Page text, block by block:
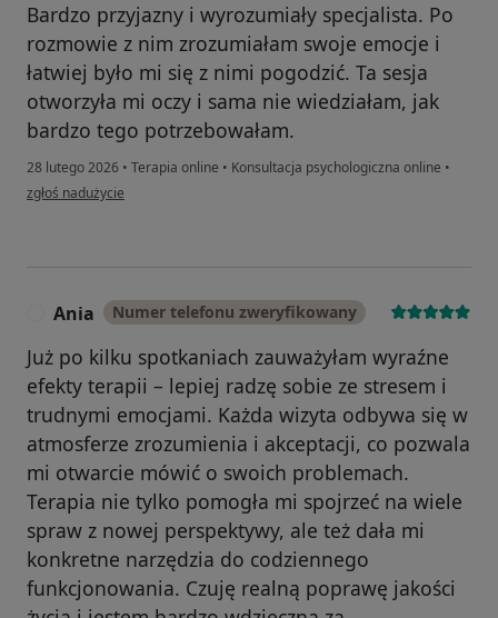
Bardzo przyjazny i wyrozumiały specjalista. Po
rozmowie z nim zrozumiałam swoje emocje i
łatwiej było mi się z nimi pogodzić. Ta sesja
otworzyła mi oczy i sama nie wiedziałam, jak
bardzo tego potrzebowałam.
28 lutego 2026 • Terapia online • Konsultacja psychologiczna online •
w opinii użytkownika Weronika
zgłoś nadużycie
Ania Numer telefonu zweryfikowany
Już po kilku spotkaniach zauważyłam wyraźne
efekty terapii – lepiej radzę sobie ze stresem i
trudnymi emocjami. Każda wizyta odbywa się w
atmosferze zrozumienia i akceptacji, co pozwala
mi otwarcie mówić o swoich problemach.
Terapia nie tylko pomogła mi spojrzeć na wiele
spraw z nowej perspektywy, ale też dała mi
konkretne narzędzia do codziennego
funkcjonowania. Czuję realną poprawę jakości